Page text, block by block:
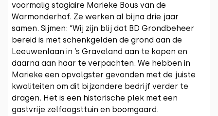
voormalig stagiaire Marieke Bous van de
Warmonderhof. Ze werken al bijna drie jaar
samen. Sijmen: “Wij zijn blij dat BD Grondbeheer
bereid is met schenkgelden de grond aan de
Leeuwenlaan in ’s Graveland aan te kopen en
daarna aan haar te verpachten. We hebben in
Marieke een opvolgster gevonden met de juiste
kwaliteiten om dit bijzondere bedrijf verder te
dragen. Het is een historische plek met een
gastvrije zelfoogsttuin en boomgaard.